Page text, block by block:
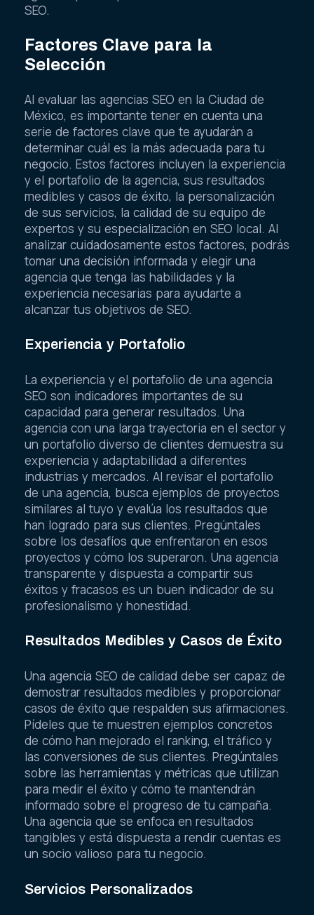
SEO.
Factores Clave para la
Selección
Al evaluar las agencias SEO en la Ciudad de
México, es importante tener en cuenta una
serie de factores clave que te ayudarán a
determinar cuál es la más adecuada para tu
negocio. Estos factores incluyen la experiencia
y el portafolio de la agencia, sus resultados
medibles y casos de éxito, la personalización
de sus servicios, la calidad de su equipo de
expertos y su especialización en SEO local. Al
analizar cuidadosamente estos factores, podrás
tomar una decisión informada y elegir una
agencia que tenga las habilidades y la
experiencia necesarias para ayudarte a
alcanzar tus objetivos de SEO.
Experiencia y Portafolio
La experiencia y el portafolio de una agencia
SEO son indicadores importantes de su
capacidad para generar resultados. Una
agencia con una larga trayectoria en el sector y
un portafolio diverso de clientes demuestra su
experiencia y adaptabilidad a diferentes
industrias y mercados. Al revisar el portafolio
de una agencia, busca ejemplos de proyectos
similares al tuyo y evalúa los resultados que
han logrado para sus clientes. Pregúntales
sobre los desafíos que enfrentaron en esos
proyectos y cómo los superaron. Una agencia
transparente y dispuesta a compartir sus
éxitos y fracasos es un buen indicador de su
profesionalismo y honestidad.
Resultados Medibles y Casos de Éxito
Una agencia SEO de calidad debe ser capaz de
demostrar resultados medibles y proporcionar
casos de éxito que respalden sus afirmaciones.
Pídeles que te muestren ejemplos concretos
de cómo han mejorado el ranking, el tráfico y
las conversiones de sus clientes. Pregúntales
sobre las herramientas y métricas que utilizan
para medir el éxito y cómo te mantendrán
informado sobre el progreso de tu campaña.
Una agencia que se enfoca en resultados
tangibles y está dispuesta a rendir cuentas es
un socio valioso para tu negocio.
Servicios Personalizados